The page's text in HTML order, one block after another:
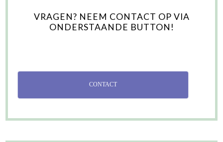
VRAGEN? NEEM CONTACT OP VIA
ONDERSTAANDE BUTTON!
CONTACT